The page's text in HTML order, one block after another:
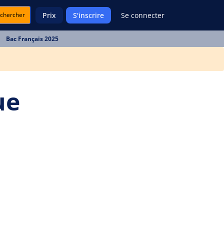
Prix S'inscrire Se connecter
Bac Français 2025